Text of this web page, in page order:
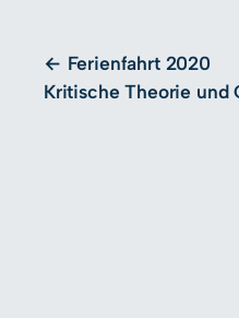
Ferienfahrt 2020
Kritische Theorie und